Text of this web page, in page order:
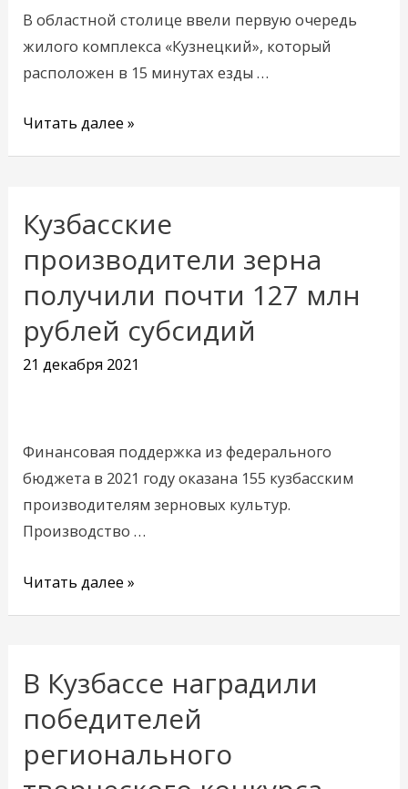
В областной столице ввели первую очередь
жилого комплекса «Кузнецкий», который
расположен в 15 минутах езды …
Читать далее »
Кузбасские
производители зерна
получили почти 127 млн
рублей субсидий
21 декабря 2021
Финансовая поддержка из федерального
бюджета в 2021 году оказана 155 кузбасским
производителям зерновых культур.
Производство …
Кузбасские
производители
зерна
получили
почти
127
млн
Читать далее »
В Кузбассе наградили
победителей
регионального
В
Кузбассе
наградили
победителей
регионального